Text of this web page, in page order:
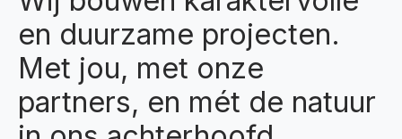
en duurzame projecten.
Met jou, met onze
partners, en mét de natuur